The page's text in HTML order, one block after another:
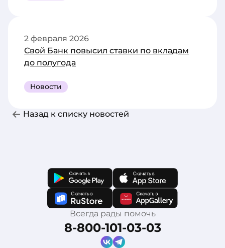
Свой Банк повысил ставки по вкладам
до полугода
2 февраля 2026
Новости
Назад к списку новостей
Всегда рады помочь
8-800-101-03-03